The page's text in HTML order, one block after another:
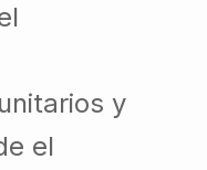
y
el